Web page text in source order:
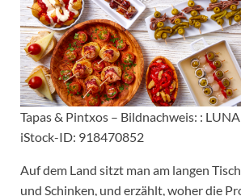
Tapas & Pintxos – Bildnachweis: :
iStock-ID: 918470852
Auf dem Land sitzt man am langen
und Schinken, und erzählt, woher die